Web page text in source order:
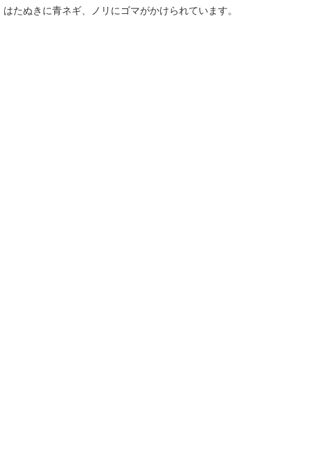
はたぬきに青ネギ、ノリにゴマがかけられています。